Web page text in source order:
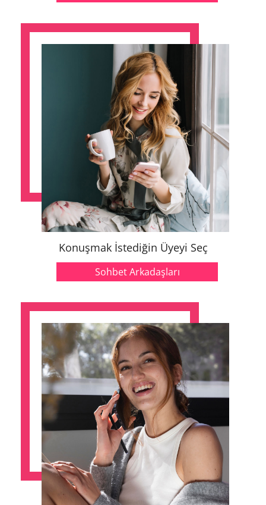
Konuşmak İstediğin Üyeyi Seç
Sohbet Arkadaşları